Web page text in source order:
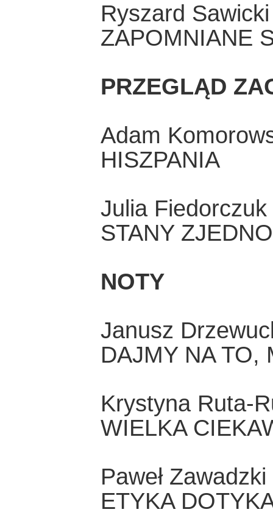
Ryszard Sawicki
ZAPOMNIANE
PRZEGLĄD
Adam
HISZPANIA
Julia Fiedorczuk
STANY
NOTY
Janusz
DAJMY NA TO,
Krystyna Ruta-
WIELKA
Paweł Zawadzki
ETYKA